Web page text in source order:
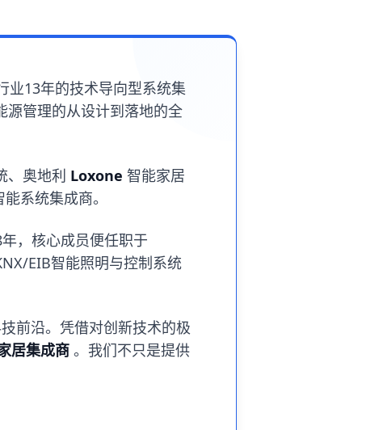
业13年的技术导向型系统集
源管理的从设计到落地的全
、奥地利 Loxone 智能家居
系统集成商。
，核心成员便任职于
EIB智能照明与控制系统
前沿。凭借对创新技术的极
居集成商 。我们不只是提供